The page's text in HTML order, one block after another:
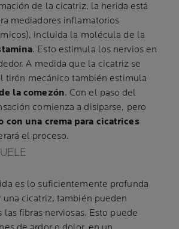
de la cicatriz, la herida está
mediadores inflamatorios
incluida la molécula de la
. Esto estimula los nervios en
A medida que la cicatriz se
tirón mecánico también estimula
la comezón. Con el paso del
comienza a disiparse, pero
con una crema para cicatrices
el proceso.
es lo suficientemente profunda
una cicatriz, también pueden
las fibras nerviosas. Esto puede